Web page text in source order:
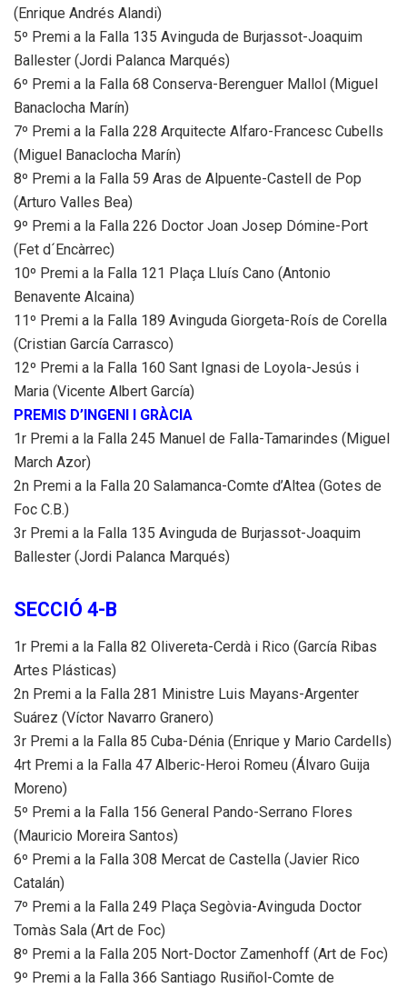
(Enrique Andrés Alandi)
5º Premi a la Falla 135 Avinguda de Burjassot-Joaquim
Ballester (Jordi Palanca Marqués)
6º Premi a la Falla 68 Conserva-Berenguer Mallol (Miguel
Banaclocha Marín)
7º Premi a la Falla 228 Arquitecte Alfaro-Francesc Cubells
(Miguel Banaclocha Marín)
8º Premi a la Falla 59 Aras de Alpuente-Castell de Pop
(Arturo Valles Bea)
9º Premi a la Falla 226 Doctor Joan Josep Dómine-Port
(Fet d´Encàrrec)
10º Premi a la Falla 121 Plaça Lluís Cano (Antonio
Benavente Alcaina)
11º Premi a la Falla 189 Avinguda Giorgeta-Roís de Corella
(Cristian García Carrasco)
12º Premi a la Falla 160 Sant Ignasi de Loyola-Jesús i
Maria (Vicente Albert García)
PREMIS D’INGENI I GRÀCIA
1r Premi a la Falla 245 Manuel de Falla-Tamarindes (Miguel
March Azor)
2n Premi a la Falla 20 Salamanca-Comte d’Altea (Gotes de
Foc C.B.)
3r Premi a la Falla 135 Avinguda de Burjassot-Joaquim
Ballester (Jordi Palanca Marqués)
SECCIÓ 4-B
1r Premi a la Falla 82 Olivereta-Cerdà i Rico (García Ribas
Artes Plásticas)
2n Premi a la Falla 281 Ministre Luis Mayans-Argenter
Suárez (Víctor Navarro Granero)
3r Premi a la Falla 85 Cuba-Dénia (Enrique y Mario Cardells)
4rt Premi a la Falla 47 Alberic-Heroi Romeu (Álvaro Guija
Moreno)
5º Premi a la Falla 156 General Pando-Serrano Flores
(Mauricio Moreira Santos)
6º Premi a la Falla 308 Mercat de Castella (Javier Rico
Catalán)
7º Premi a la Falla 249 Plaça Segòvia-Avinguda Doctor
Tomàs Sala (Art de Foc)
8º Premi a la Falla 205 Nort-Doctor Zamenhoff (Art de Foc)
9º Premi a la Falla 366 Santiago Rusiñol-Comte de